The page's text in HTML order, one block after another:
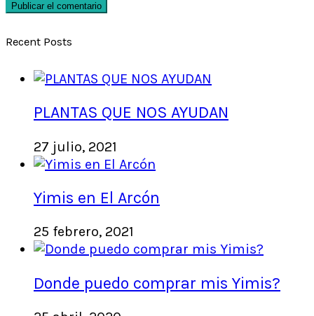
Recent Posts
PLANTAS QUE NOS AYUDAN
27 julio, 2021
Yimis en El Arcón
25 febrero, 2021
Donde puedo comprar mis Yimis?